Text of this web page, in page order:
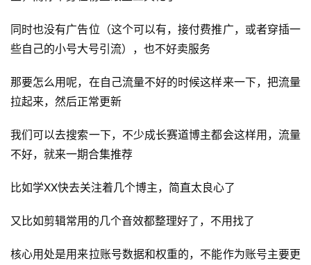
讯
眼
案
避
指
营
登录 注册
同时也没有广告位（这个可以有，接付费推广，或者穿插一
些自己的小号大号引流），也不好卖服务
那要怎么用呢，在自己流量不好的时候这样来一下，把流量
拉起来，然后正常更新
我们可以去搜索一下，不少成长赛道博主都会这样用，流量
不好，就来一期合集推荐
比如学XX快去关注着几个博主，简直太良心了
又比如剪辑常用的几个音效都整理好了，不用找了
核心用处是用来拉账号数据和权重的，不能作为账号主要更